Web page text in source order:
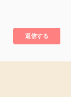
返信する